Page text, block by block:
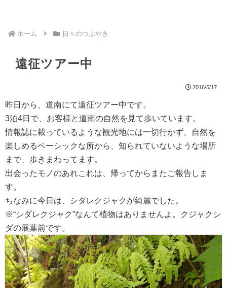
ホーム 日々のつぶやき
遠征ツアー中
2016/5/17
昨日から、道南にて遠征ツアー中です。
3泊4日で、お客様と道南の自然を見て歩いています。
情報誌に載っているような観光地には一切行かず、自然を
楽しめるベーシックな所から、知られていないような場所
まで、歩きまわってます。
出会ったモノのあれこれは、帰ってからまたご報告しま
す。
ちなみに今日は、シダレクジャクが綺麗でした。
※“シダレクジャク”なんて植物はありませんよ。クジャクシ
ダの展葉前です。